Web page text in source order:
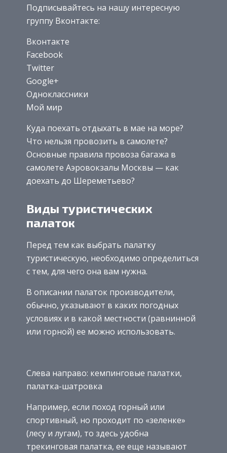
Подписывайтесь на нашу интересную
группу Вконтакте:
Вконтакте
Facebook
Twitter
Google+
Одноклассники
Мой мир
Куда поехать отдыхать в мае на море?
Что нельзя провозить в самолете?
Основные правила провоза багажа в
самолете Аэровокзалы Москвы — как
доехать до Шереметьево?
Виды туристических
палаток
Перед тем как выбрать палатку
туристическую, необходимо определиться
с тем, для чего она вам нужна.
В описании палаток производители,
обычно, указывают в каких погодных
условиях и в какой местности (равнинной
или горной) ее можно использовать.
Слева направо: кемпинговые палатки,
палатка-шатровка
Например, если поход горный или
спортивный, но проходит по «зеленке»
(лесу и лугам), то здесь удобна
трекинговая палатка, ее еще называют